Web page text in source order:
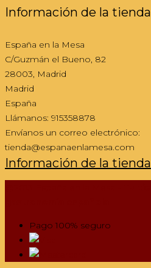
Información de la tienda
España en la Mesa
C/Guzmán el Bueno, 82
28003, Madrid
Madrid
España
Llámanos: 915358878
Envíanos un correo electrónico:
tienda@espanaenlamesa.com
Información de la tienda
Pago 100% seguro